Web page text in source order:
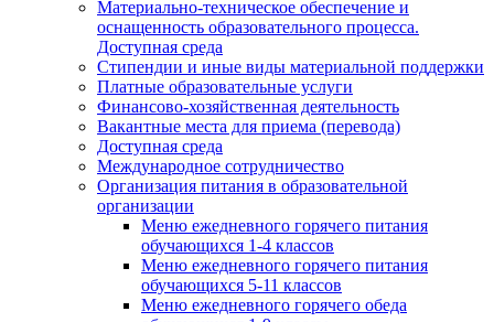
Материально-техническое обеспечение и
оснащенность образовательного процесса.
Доступная среда
Стипендии и иные виды материальной поддержки
Платные образовательные услуги
Финансово-хозяйственная деятельность
Вакантные места для приема (перевода)
Доступная среда
Международное сотрудничество
Организация питания в образовательной
организации
Меню ежедневного горячего питания
обучающихся 1-4 классов
Меню ежедневного горячего питания
обучающихся 5-11 классов
Меню ежедневного горячего обеда